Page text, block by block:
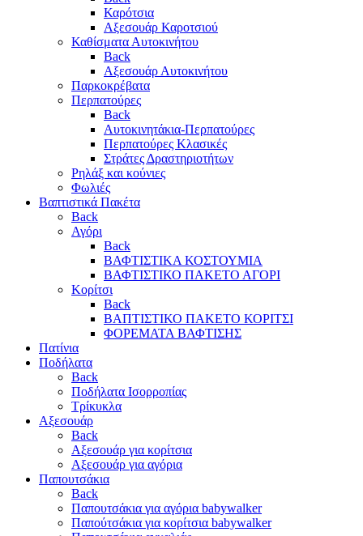
Καρότσια
Αξεσουάρ Καροτσιού
Καθίσματα Αυτοκινήτου
Back
Αξεσουάρ Αυτοκινήτου
Παρκοκρέβατα
Περπατούρες
Back
Αυτοκινητάκια-Περπατούρες
Περπατούρες Κλασικές
Στράτες Δραστηριοτήτων
Ρηλάξ και κούνιες
Φωλιές
Βαπτιστικά Πακέτα
Back
Αγόρι
Back
ΒΑΦΤΙΣΤΙΚΑ ΚΟΣΤΟΥΜΙΑ
ΒΑΦΤΙΣΤΙΚΟ ΠΑΚΕΤΟ ΑΓΟΡΙ
Κορίτσι
Back
ΒΑΠΤΙΣΤΙΚΟ ΠΑΚΕΤΟ ΚΟΡΙΤΣΙ
ΦΟΡΕΜΑΤΑ ΒΑΦΤΙΣΗΣ
Πατίνια
Ποδήλατα
Back
Ποδήλατα Ισορροπίας
Τρίκυκλα
Αξεσουάρ
Back
Αξεσουάρ για κορίτσια
Αξεσουάρ για αγόρια
Παπουτσάκια
Back
Παπουτσάκια για αγόρια babywalker
Παπούτσάκια για κορίτσια babywalker